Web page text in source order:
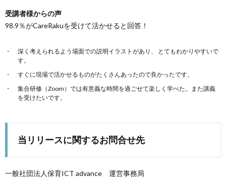
受講者様からの声
98.9％がCareRakuを受けて活かせると回答！
深く考えられるよう場面での説明イラストがあり、 とてもわかりやすいで
す。
すぐに現場で活かせるものがたくさんあったので良かったです。
集合研修（Zoom）では有意義な時間を過ごせて楽しく学べた。また講義
を受けたいです。
当リリースに関するお問合せ先
一般社団法人保育ICT advance 運営事務局